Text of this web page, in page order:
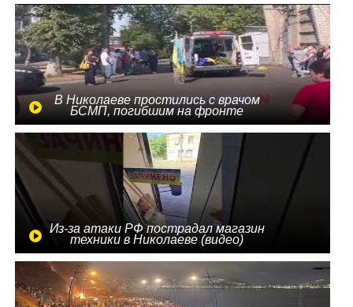
В Николаеве простились с врачом
БСМП, погибшим на фронте
Из-за атаки РФ пострадал магазин
техники в Николаеве (видео)